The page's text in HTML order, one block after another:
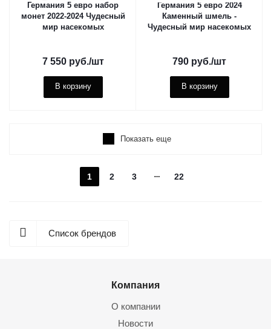
Германия 5 евро набор
монет 2022-2024 Чудесный
мир насекомых
7 550руб./шт
В корзину
Германия 5 евро 2024
Каменный шмель -
Чудесный мир насекомых
790 руб./шт
В корзину
Показать еще
1 2 3 22
Список брендов
Компания
О компании
Новости